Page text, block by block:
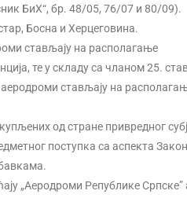
БиХ“, бр. 48/05, 76/07 и 80/09).
Босна и Херцеговина.
стављају на располагање
те у складу са чланом 25.
стављају на
од стране привредног
поступка са аспекта
„Аеродроми Републике